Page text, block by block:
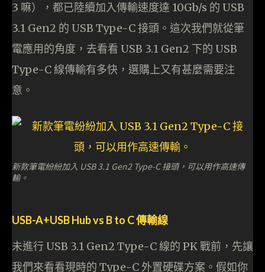
3 嘛），都已陸續加入傳輸速度達 10Gb/s 的 USB
3.1 Gen2 的 USB Type-C 接頭。這次我們就從筆
電應用的角度，去看看 USB 3.1 Gen2 下的 USB
Type-C 線傳輸有多快，選購上又有甚麼需要注
意。
新款筆電紛紛加入 USB 3.1 Gen2 Type-C 接頭，可以用作高速傳
輸。
USB-A+USB Hub vs B to C 傳輸線
未進行 USB 3.1 Gen2 Type-C 線的 PK 戰前，先讓
我們來看看現時的 Type-C 外置硬碟方案。假如你